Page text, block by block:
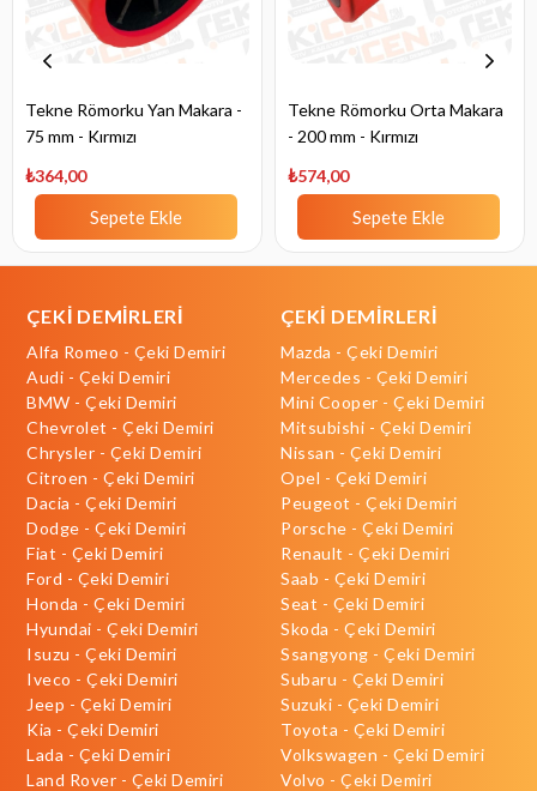
Tekne Römorku Yan Makara -
75 mm - Kırmızı
₺364,00
Sepete Ekle
Tekne Römorku Orta Makara
- 200 mm - Kırmızı
₺574,00
Sepete Ekle
ÇEKİ DEMİRLERİ
Alfa Romeo - Çeki Demiri
Audi - Çeki Demiri
BMW - Çeki Demiri
Chevrolet - Çeki Demiri
Chrysler - Çeki Demiri
Citroen - Çeki Demiri
Dacia - Çeki Demiri
Dodge - Çeki Demiri
Fiat - Çeki Demiri
Ford - Çeki Demiri
Honda - Çeki Demiri
Hyundai - Çeki Demiri
Isuzu - Çeki Demiri
Iveco - Çeki Demiri
Jeep - Çeki Demiri
Kia - Çeki Demiri
Lada - Çeki Demiri
Land Rover - Çeki Demiri
ÇEKİ DEMİRLERİ
Mazda - Çeki Demiri
Mercedes - Çeki Demiri
Mini Cooper - Çeki Demiri
Mitsubishi - Çeki Demiri
Nissan - Çeki Demiri
Opel - Çeki Demiri
Peugeot - Çeki Demiri
Porsche - Çeki Demiri
Renault - Çeki Demiri
Saab - Çeki Demiri
Seat - Çeki Demiri
Skoda - Çeki Demiri
Ssangyong - Çeki Demiri
Subaru - Çeki Demiri
Suzuki - Çeki Demiri
Toyota - Çeki Demiri
Volkswagen - Çeki Demiri
Volvo - Çeki Demiri